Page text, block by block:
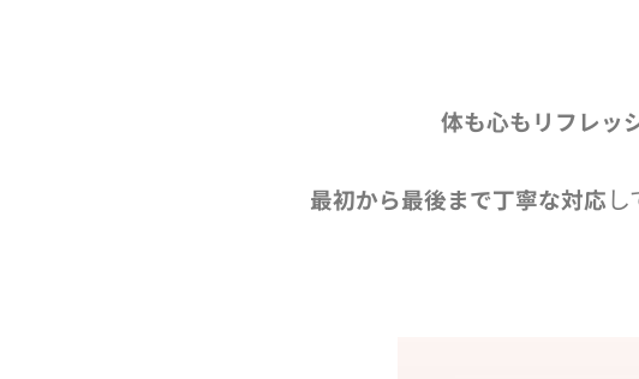
体も心もリフレッ
最初から最後まで丁寧な対応